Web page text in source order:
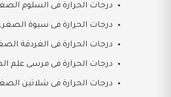
درجات الحرارة فى السلوم الصغرى 15
درجات الحرارة فى سيوة الصغرى 14 والعظمى
درجات الحرارة فى الغردقة الصغرى 20
درجات الحرارة فى مرسى علم الصغرى 19
درجات الحرارة فى شلاتين الصغرى 21